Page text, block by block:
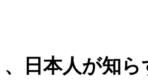
日本人が知